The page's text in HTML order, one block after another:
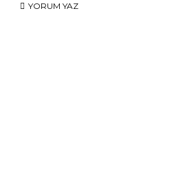
YORUM YAZ